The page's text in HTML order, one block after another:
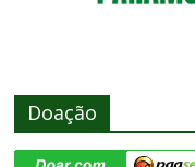
Doação